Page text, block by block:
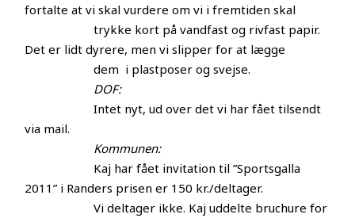
fortalte at vi skal vurdere om vi i fremtiden skal
trykke kort på vandfast og rivfast papir.
Det er lidt dyrere, men vi slipper for at lægge
dem i plastposer og svejse.
DOF:
Intet nyt, ud over det vi har fået tilsendt
via mail.
Kommunen:
Kaj har fået invitation til ”Sportsgalla
2011” i Randers prisen er 150 kr./deltager.
Vi deltager ikke. Kaj uddelte bruchure for